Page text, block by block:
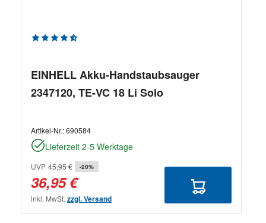
Durchschnittliche Bewertung von 4.71 von 5 Sternen
EINHELL Akku-Handstaubsauger
2347120, TE-VC 18 Li Solo
Artikel-Nr.:690584
Lieferzeit 2-5 Werktage
UVP 45,95 € -20%
36,95 €
inkl. MwSt. zzgl. Versand